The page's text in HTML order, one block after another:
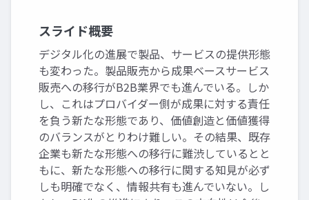
スライド概要
デジタル化の進展で製品、サービスの提供形態
も変わった。製品販売から成果ベースサービス
販売への移行がB2B業界でも進んでいる。しか
し、これはプロバイダー側が成果に対する責任
を負う新たな形態であり、価値創造と価値獲得
のバランスがとりわけ難しい。その結果、既存
企業も新たな形態への移行に難渋しているとと
もに、新たな形態への移行に関する知見が必ず
しも明確でなく、情報共有も進んでいない。し